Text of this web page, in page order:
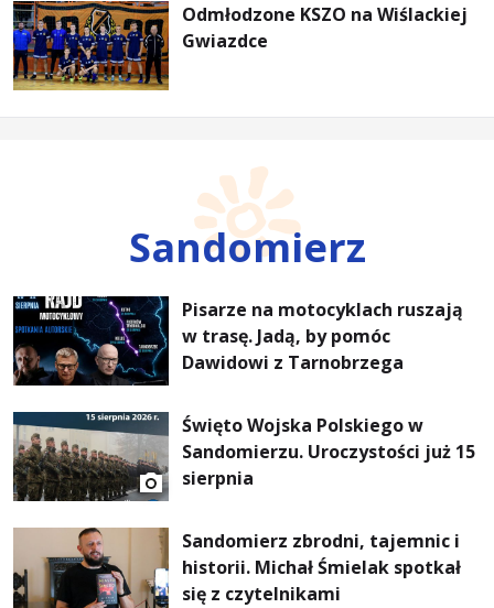
Odmłodzone KSZO na Wiślackiej
Gwiazdce
Sandomierz
Pisarze na motocyklach ruszają
w trasę. Jadą, by pomóc
Dawidowi z Tarnobrzega
Święto Wojska Polskiego w
Sandomierzu. Uroczystości już 15
sierpnia
Sandomierz zbrodni, tajemnic i
historii. Michał Śmielak spotkał
się z czytelnikami